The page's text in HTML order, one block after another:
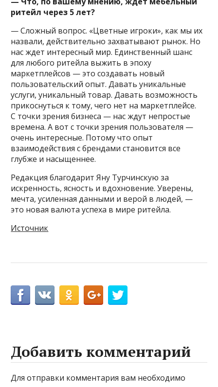
ритейл через 5 лет?
— Сложный вопрос. «Цветные игроки», как мы их
назвали, действительно захватывают рынок. Но
нас ждет интересный мир. Единственный шанс
для любого ритейла выжить в эпоху
маркетплейсов — это создавать новый
пользовательский опыт. Давать уникальные
услуги, уникальный товар. Давать возможность
прикоснуться к тому, чего нет на маркетплейсе.
С точки зрения бизнеса — нас ждут непростые
времена. А вот с точки зрения пользователя —
очень интересные. Потому что опыт
взаимодействия с брендами становится все
глубже и насыщеннее.
Редакция благодарит Яну Турчинскую за
искренность, ясность и вдохновение. Уверены,
мечта, усиленная данными и верой в людей, —
это новая валюта успеха в мире ритейла.
Источник
Добавить комментарий
Для отправки комментария вам необходимо